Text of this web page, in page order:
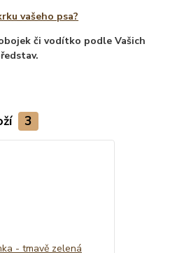
vašeho psa?
či vodítko podle Vašich
3